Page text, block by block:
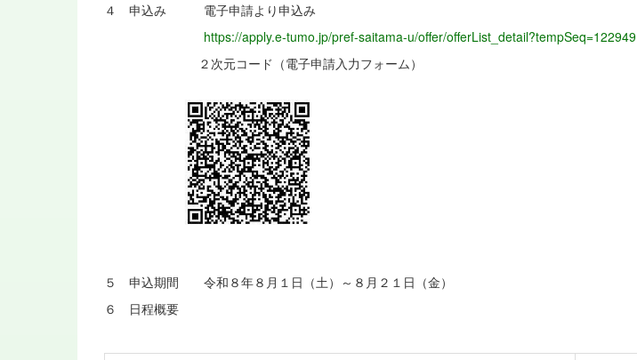
４ 申込み 電子申請より申込み
https://apply.e-tumo.jp/pref-saitama-u/offer/offerList_detail?tempSeq=122949
２次元コード（電子申請入力フォーム）
５ 申込期間 令和８年８月１日（土）～８月２１日（金）
６ 日程概要